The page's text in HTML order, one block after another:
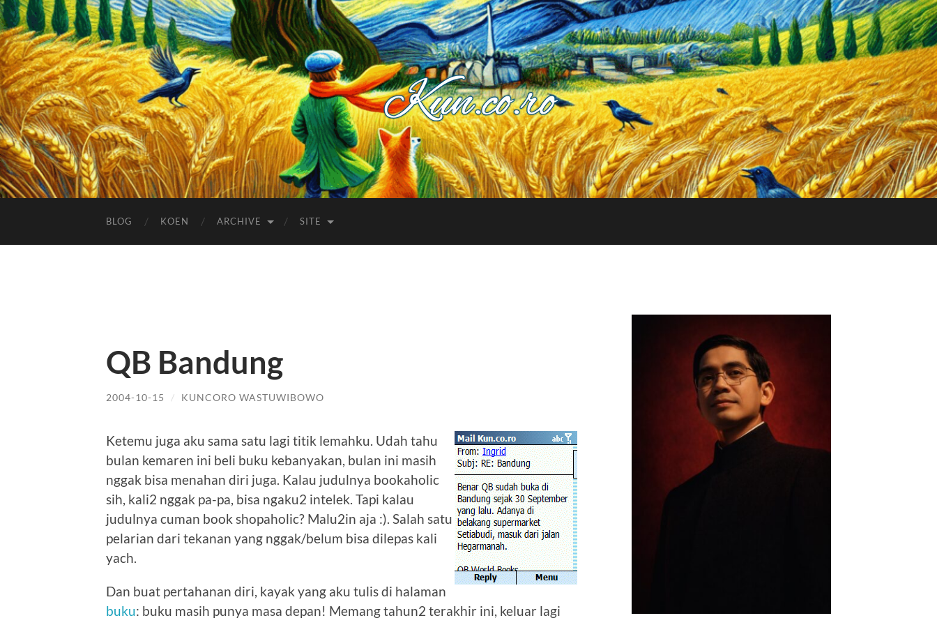
Kuncoro++
BLOG KOEN ARCHIVE SITE
QB Bandung
2004-10-15 / KUNCORO WASTUWIBOWO
Ketemu juga aku sama satu lagi titik lemahku. Udah tahu
bulan kemaren ini beli buku kebanyakan, bulan ini masih
nggak bisa menahan diri juga. Kalau judulnya bookaholic
sih, kali2 nggak pa-pa, bisa ngaku2 intelek. Tapi kalau
judulnya cuman book shopaholic? Malu2in aja :). Salah satu
pelarian dari tekanan yang nggak/belum bisa dilepas kali
yach.
Dan buat pertahanan diri, kayak yang aku tulis di halaman
buku: buku masih punya masa depan! Memang tahun2 terakhir ini, keluar lagi